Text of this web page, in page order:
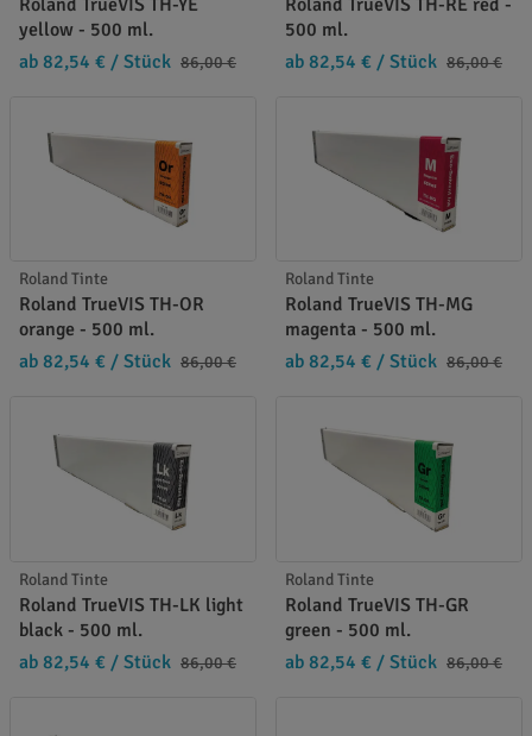
Roland TrueVIS TH-YE
yellow - 500 ml.
ab 82,54 € / Stück 86,00 €
Roland TrueVIS TH-RE red -
500 ml.
ab 82,54 € / Stück 86,00 €
Roland Tinte
Roland TrueVIS TH-OR
orange - 500 ml.
ab 82,54 € / Stück 86,00 €
Roland Tinte
Roland TrueVIS TH-MG
magenta - 500 ml.
ab 82,54 € / Stück 86,00 €
Roland Tinte
Roland TrueVIS TH-LK light
black - 500 ml.
ab 82,54 € / Stück 86,00 €
Roland Tinte
Roland TrueVIS TH-GR
green - 500 ml.
ab 82,54 € / Stück 86,00 €